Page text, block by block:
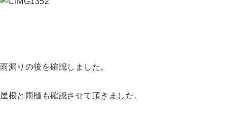
雨漏りの後を確認しました。
屋根と雨樋も確認させて頂きました。